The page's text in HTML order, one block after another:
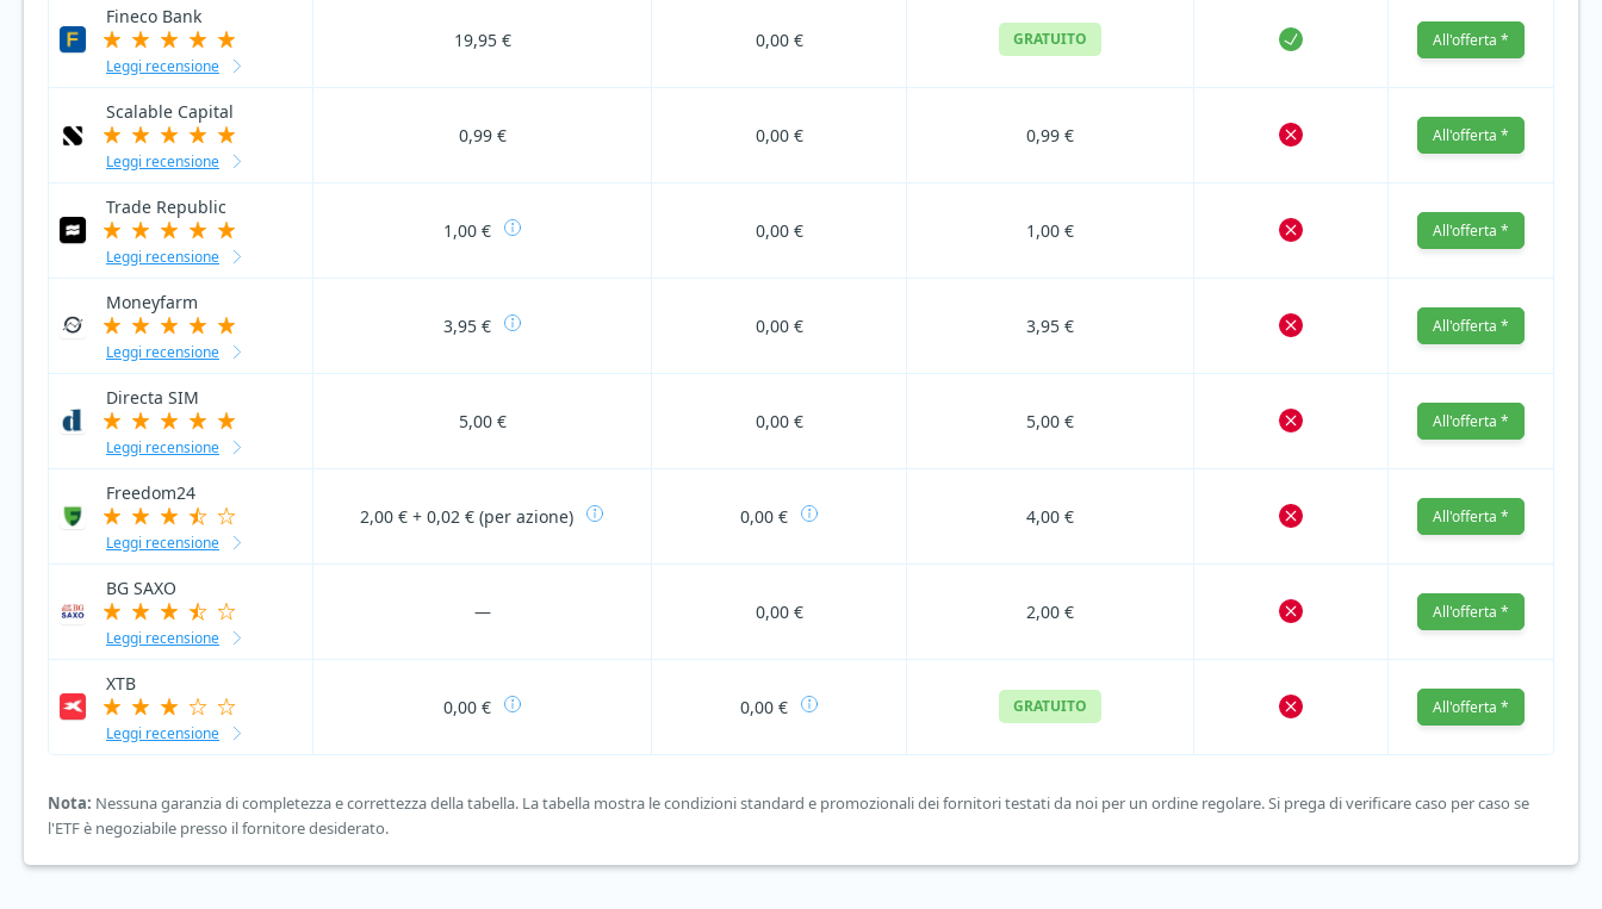
Fineco Bank
Leggi recensione
19,95 € 0,00 € GRATUITO All'offerta *
Scalable Capital
Leggi recensione
0,99 € 0,00 € 0,99 € All'offerta *
Trade Republic
Leggi recensione
1,00 € 0,00 € 1,00 € All'offerta *
Moneyfarm
Leggi recensione
3,95 € 0,00 € 3,95 € All'offerta *
Directa SIM
Leggi recensione
5,00 € 0,00 € 5,00 € All'offerta *
Freedom24
Leggi recensione
2,00 € + 0,02 € (per azione) 0,00 € 4,00 € All'offerta *
BG SAXO
Leggi recensione
— 0,00 € 2,00 € All'offerta *
XTB
Leggi recensione
0,00 € 0,00 € GRATUITO All'offerta *
Nota: Nessuna garanzia di completezza e correttezza della tabella. La tabella mostra le condizioni standard e promozionali dei fornitori testati da noi per un ordine regolare. Si prega di verificare caso per caso se
l'ETF è negoziabile presso il fornitore desiderato.